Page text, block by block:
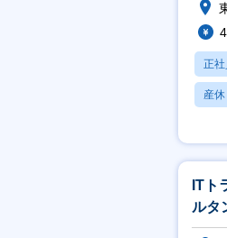
正社
産
ITト
ルタ